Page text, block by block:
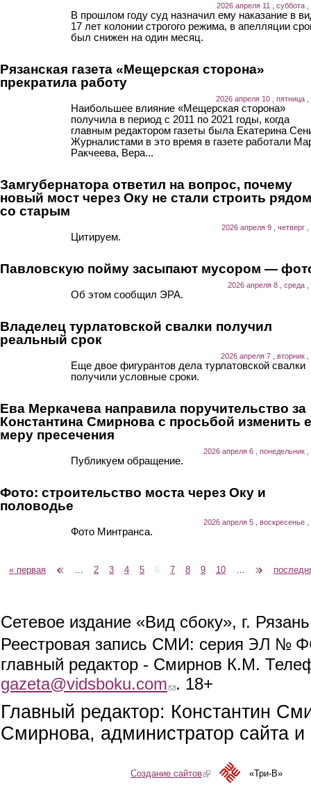
2026 апреля 11 , суббота ,
В прошлом году суд назначил ему наказание в
17 лет колонии строгого режима, в апелляции
был снижен на один месяц.
Рязанская газета «Мещерская сторона»
прекратила работу
2026 апреля 10 , пятница ,
Наибольшее влияние «Мещерская сторона»
получила в период с 2011 по 2021 годы, когда
главным редактором газеты была Екатерина
Журналистами в это время в газете работали
Ракчеева, Вера...
Замгубернатора ответил на вопрос, почему
новый мост через Оку не стали строить рядом
со старым
2026 апреля 9 , четверг ,
Цитируем.
Павловскую пойму засыпают мусором —
2026 апреля 8 , среда ,
Об этом сообщил ЭРА.
Владелец турлатовской свалки получил
реальный срок
2026 апреля 7 , вторник ,
Еще двое фигурантов дела турлатовской свалки
получили условные сроки.
Ева Меркачева направила поручительство за
Константина Смирнова с просьбой изменить
меру пресечения
2026 апреля 6 , понедельник ,
Публикуем обращение.
Фото: строительство моста через Оку и
половодье
2026 апреля 5 , воскресенье ,
Фото Минтранса.
Страницы
« первая 2 3 4 5 6 7 8 9 10
Сетевое издание «Вид сбоку», г.
Реестровая запись СМИ: серия ЭЛ №
главный редактор - Смирнов К.М.
gazeta@vidsboku.com (link sends e-mail)
. 18+
Главный редактор: Константин
Смирнова, администратор сайта
Создание сайтов(link is external)«Три-В»